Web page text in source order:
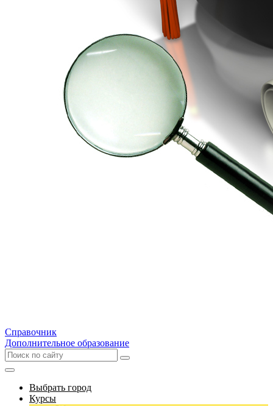
Справочник
Дополнительное образование
Выбрать город
Курсы